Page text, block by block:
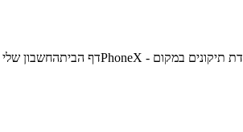
דף הביתהחשבון שלי